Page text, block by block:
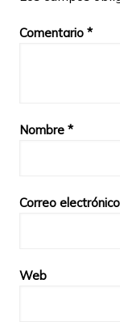
Comentario *
Nombre *
Correo electrónico
Web